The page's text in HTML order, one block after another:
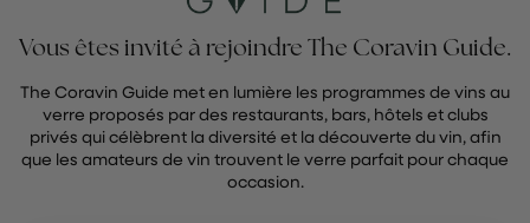
Vous êtes invité à rejoindre The Coravin Guide.
The Coravin Guide met en lumière les programmes de vins au
verre proposés par des restaurants, bars, hôtels et clubs
privés qui célèbrent la diversité et la découverte du vin, afin
que les amateurs de vin trouvent le verre parfait pour chaque
occasion.